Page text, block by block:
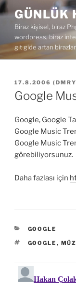
İçeriğe
geç
GÜNLÜK
Biraz kişisel, biraz
wordpress, biraz
git gide artan
YAYIM
TARIHI
17.8.2006 ( DMRY
Google
Google, Google
Google Music
Google Music
görebiliyorsunuz.
Daha fazlası için
KATEGORILER
GOOGLE
ETIKETLER
GOOGLE ,